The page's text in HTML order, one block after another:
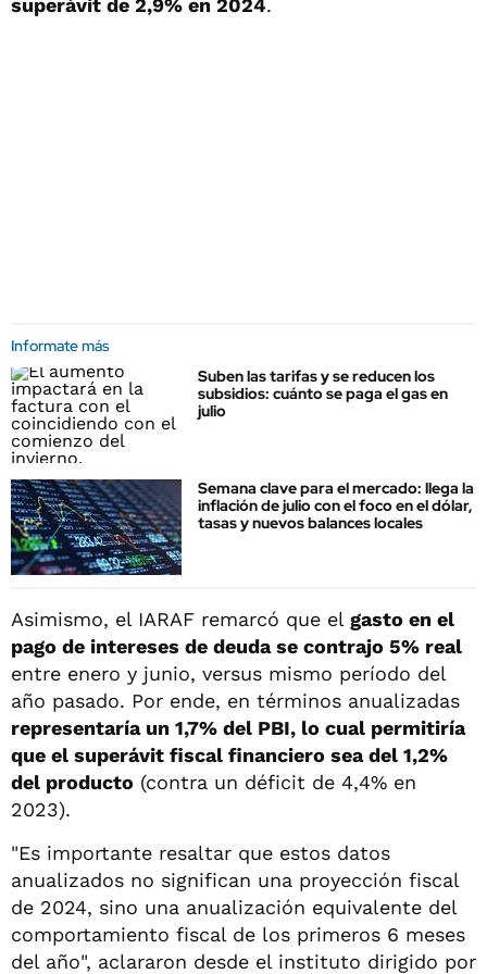
superávit de 2,9% en 2024.
Informate más
Suben las tarifas y se reducen los
subsidios: cuánto se paga el gas en
julio
Semana clave para el mercado: llega la
inflación de julio con el foco en el dólar,
tasas y nuevos balances locales
Asimismo, el IARAF remarcó que el gasto en el
pago de intereses de deuda se contrajo 5% real
entre enero y junio, versus mismo período del
año pasado. Por ende, en términos anualizadas
representaría un 1,7% del PBI, lo cual permitiría
que el superávit fiscal financiero sea del 1,2%
del producto (contra un déficit de 4,4% en
2023).
"Es importante resaltar que estos datos
anualizados no significan una proyección fiscal
de 2024, sino una anualización equivalente del
comportamiento fiscal de los primeros 6 meses
del año", aclararon desde el instituto dirigido por